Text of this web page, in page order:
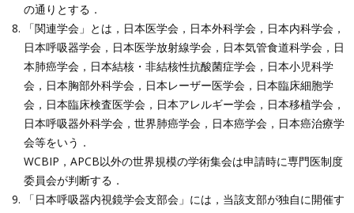
の通りとする．
「関連学会」とは，日本医学会，日本外科学会，日本内科学会，
日本呼吸器学会，日本医学放射線学会，日本気管食道科学会，日
本肺癌学会，日本結核・非結核性抗酸菌症学会，日本小児科学
会，日本胸部外科学会，日本レーザー医学会，日本臨床細胞学
会，日本臨床検査医学会，日本アレルギー学会，日本移植学会，
日本呼吸器外科学会，世界肺癌学会，日本癌学会，日本癌治療学
会等をいう．
WCBIP，APCB以外の世界規模の学術集会は申請時に専門医制度
委員会が判断する．
「日本呼吸器内視鏡学会支部会」には，当該支部が独自に開催す